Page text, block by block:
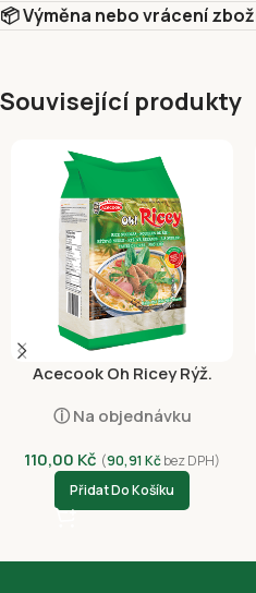
📦 Výměna nebo vrácení
Související produkty
Acecook Oh Ricey Rýž.
ⓘ Na objednávku
110,00 Kč (90,91 Kčbez DPH)
Přidat Do Košíku